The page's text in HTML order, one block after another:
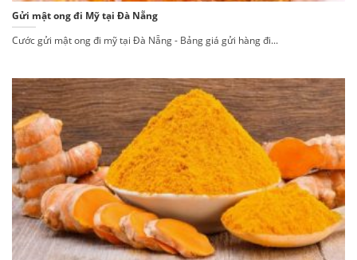
Gửi mật ong đi Mỹ tại Đà Nẵng
Cước gửi mật ong đi mỹ tại Đà Nẵng - Bảng giá gửi hàng đi...